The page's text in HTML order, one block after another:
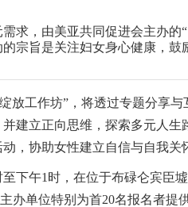
求， 由美亚共同促进会主办的
宗旨是关注妇女身心健康，
放工作坊”，将透过专题分享
建立正向思维，探索多元人
，协助女性建立自信与自我关
下午1时，在位于布碌仑宾臣
办单位特别为首20名报名者提